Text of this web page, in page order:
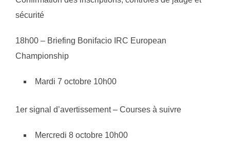
sécurité
18h00 – Briefing Bonifacio IRC European
Championship
Mardi 7 octobre 10h00
1er signal d’avertissement – Courses à suivre
Mercredi 8 octobre 10h00